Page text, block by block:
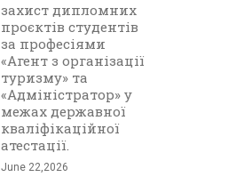
захист дипломних
проєктів студентів
за професіями
«Агент з організації
туризму» та
«Адміністратор» у
межах державної
кваліфікаційної
атестації.
June 22,2026